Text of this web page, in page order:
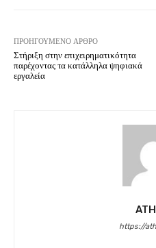
ΠΡΟΗΓΟΎΜΕΝΟ ΆΡΘΡΟ
Στήριξη στην επιχειρηματικότητα
παρέχοντας τα κατάλληλα ψηφιακά
εργαλεία
https://